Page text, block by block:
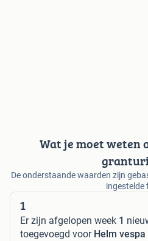
Wat je moet weten
De onderstaande waarden zijn
ingestelde
1
Er zijn afgelopen week 1
toegevoegd voor Helm